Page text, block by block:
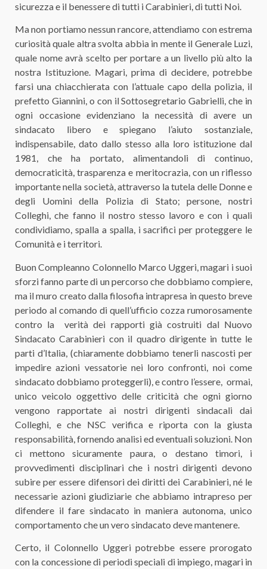
sicurezza e il benessere di tutti i Carabinieri, di tutti Noi.
Ma non portiamo nessun rancore, attendiamo con estrema
curiosità quale altra svolta abbia in mente il Generale Luzi,
quale nome avrà scelto per portare a un livello più alto la
nostra Istituzione. Magari, prima di decidere, potrebbe
farsi una chiacchierata con l’attuale capo della polizia, il
prefetto Giannini, o con il Sottosegretario Gabrielli, che in
ogni occasione evidenziano la necessità di avere un
sindacato libero e spiegano l’aiuto sostanziale,
indispensabile, dato dallo stesso alla loro istituzione dal
1981, che ha portato, alimentandoli di continuo,
democraticità, trasparenza e meritocrazia, con un riflesso
importante nella società, attraverso la tutela delle Donne e
degli Uomini della Polizia di Stato; persone, nostri
Colleghi, che fanno il nostro stesso lavoro e con i quali
condividiamo, spalla a spalla, i sacrifici per proteggere le
Comunità e i territori.
Buon Compleanno Colonnello Marco Uggeri, magari i suoi
sforzi fanno parte di un percorso che dobbiamo compiere,
ma il muro creato dalla filosofia intrapresa in questo breve
periodo al comando di quell’ufficio cozza rumorosamente
contro la verità dei rapporti già costruiti dal Nuovo
Sindacato Carabinieri con il quadro dirigente in tutte le
parti d’Italia, (chiaramente dobbiamo tenerli nascosti per
impedire azioni vessatorie nei loro confronti, noi come
sindacato dobbiamo proteggerli), e contro l’essere, ormai,
unico veicolo oggettivo delle criticità che ogni giorno
vengono rapportate ai nostri dirigenti sindacali dai
Colleghi, e che NSC verifica e riporta con la giusta
responsabilità, fornendo analisi ed eventuali soluzioni. Non
ci mettono sicuramente paura, o destano timori, i
provvedimenti disciplinari che i nostri dirigenti devono
subire per essere difensori dei diritti dei Carabinieri, né le
necessarie azioni giudiziarie che abbiamo intrapreso per
difendere il fare sindacato in maniera autonoma, unico
comportamento che un vero sindacato deve mantenere.
Certo, il Colonnello Uggeri potrebbe essere prorogato
con la concessione di periodi speciali di impiego, magari in